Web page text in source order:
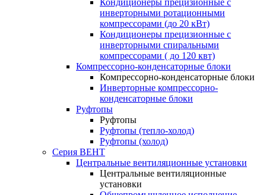
Кондиционеры прецизионные c
инверторными ротационными
компрессорами (до 20 кВт)
Кондиционеры прецизионные c
инверторными спиральными
компрессорами ( до 120 квт)
Компрессорно-конденсаторные блоки
Компрессорно-конденсаторные блоки
Инверторные компрессорно-
конденсаторные блоки
Руфтопы
Руфтопы
Руфтопы (тепло-холод)
Руфтопы (холод)
Серия ВЕНТ
Центральные вентиляционные установки
Центральные вентиляционные
установки